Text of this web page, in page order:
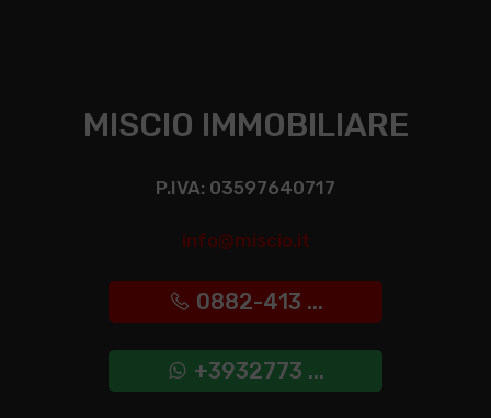
MISCIO IMMOBILIARE
P.IVA: 03597640717
info@miscio.it
0882-413 ...
+3932773 ...